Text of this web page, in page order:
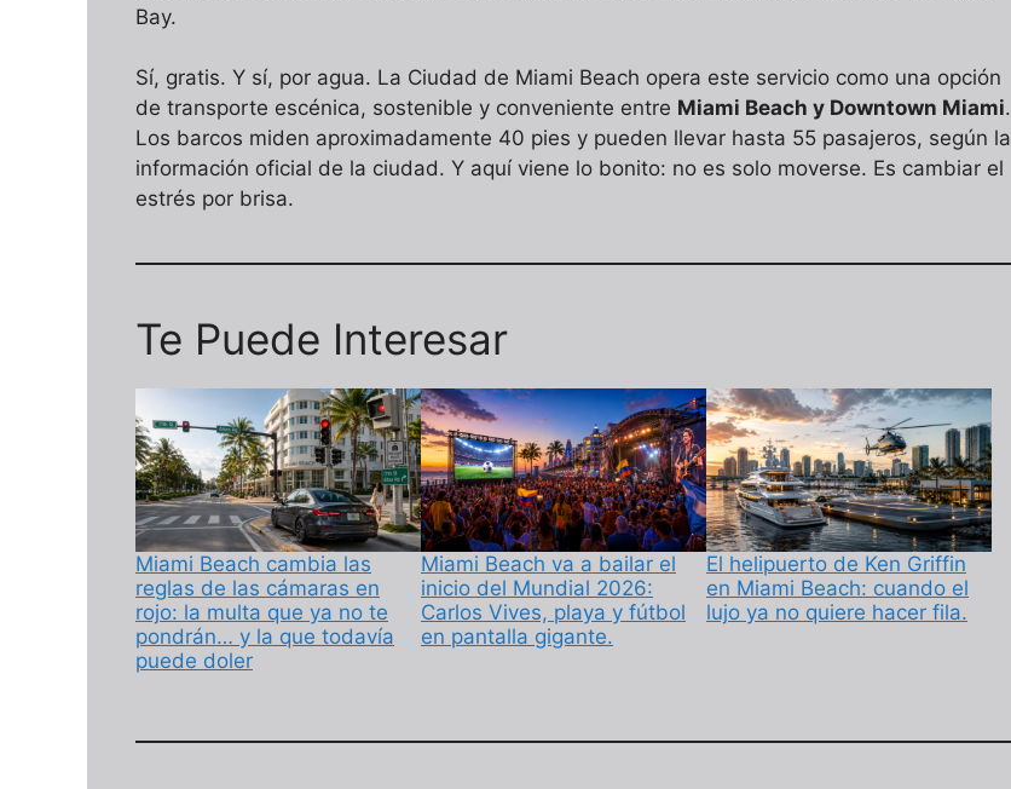
Bay.
Sí, gratis. Y sí, por agua. La Ciudad de Miami Beach opera este servicio como una opción
de transporte escénica, sostenible y conveniente entre Miami Beach y Downtown Miami.
Los barcos miden aproximadamente 40 pies y pueden llevar hasta 55 pasajeros, según la
información oficial de la ciudad. Y aquí viene lo bonito: no es solo moverse. Es cambiar el
estrés por brisa.
Te Puede Interesar
Miami Beach cambia las
reglas de las cámaras en
rojo: la multa que ya no te
pondrán… y la que todavía
puede doler
Miami Beach va a bailar el
inicio del Mundial 2026:
Carlos Vives, playa y fútbol
en pantalla gigante.
El helipuerto de Ken Griffin
en Miami Beach: cuando el
lujo ya no quiere hacer fila.